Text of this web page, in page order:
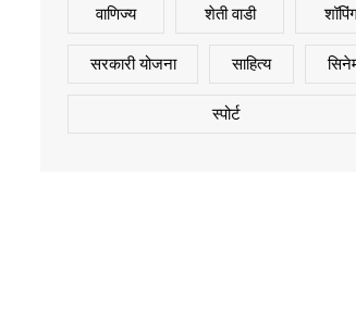
वाणिज्य शेती वाडी
सरकारी योजना साहित्य
स्पोर्ट